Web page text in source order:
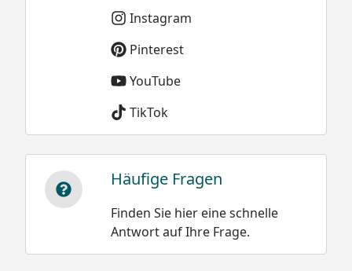
Altschnee feucht
Sie können natürlich sowohl dieses, als auch alle
weiteren Modelle der XIMAX Carport-
Konstruktionen, ideal als Terrassenüberdachung
Instagram
Pinterest
YouTube
TikTok
Häufige Fragen
Finden Sie hier eine schnelle
Antwort auf Ihre Frage.